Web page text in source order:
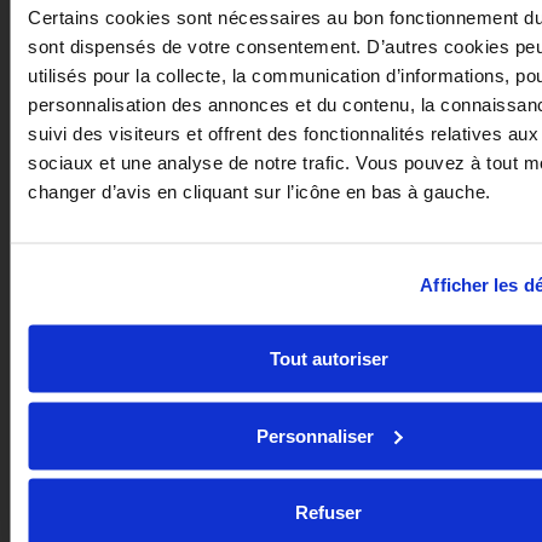
Certains cookies sont nécessaires au bon fonctionnement
sont dispensés de votre consentement. D’autres cookies
utilisés pour la collecte, la communication d’informations,
personnalisation des annonces et du contenu, la
suivi des visiteurs et offrent des fonctionnalités relatives
sociaux et une analyse de notre trafic. Vous pouvez à tout
changer d’avis en cliquant sur l’icône en bas à gauche.
Afficher les
Tout autoriser
Personnaliser
Refuser
ou
?
vie
de
tout